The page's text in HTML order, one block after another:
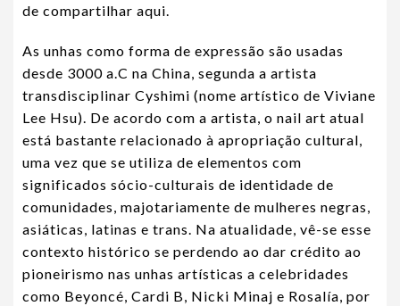
de compartilhar aqui.
As unhas como forma de expressão são usadas
desde 3000 a.C na China, segunda a artista
transdisciplinar Cyshimi (nome artístico de Viviane
Lee Hsu). De acordo com a artista, o nail art atual
está bastante relacionado à apropriação cultural,
uma vez que se utiliza de elementos com
significados sócio-culturais de identidade de
comunidades, majotariamente de mulheres negras,
asiáticas, latinas e trans. Na atualidade, vê-se esse
contexto histórico se perdendo ao dar crédito ao
pioneirismo nas unhas artísticas a celebridades
como Beyoncé, Cardi B, Nicki Minaj e Rosalía, por